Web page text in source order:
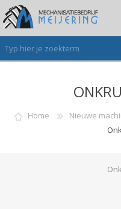
AANMELDEN ALS NIEUWE
INLOGGEN
Home Nieuwe